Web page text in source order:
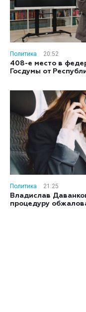
Политика
20:52
408-е место в
Госдумы от
Политика
21:25
Владислав
процедуру